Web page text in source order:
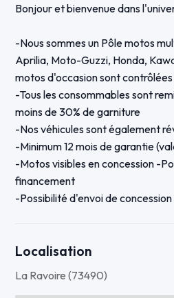
Bonjour et bienvenue dans
-Nous sommes un Pôle motos
Aprilia, Moto-Guzzi, Honda,
motos d'occasion sont
-Tous les consommables sont
moins de 30% de garniture
-Nos véhicules sont également
-Minimum 12 mois de garantie
-Motos visibles en concession -
financement
-Possibilité d'envoi de
Cette Multistrada V4 S full est
-Valises
Localisation
La Ravoire (73490)